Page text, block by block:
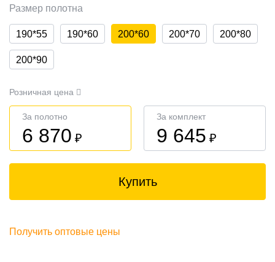
Размер полотна
190*55 190*60 200*60 200*70 200*80
200*90
Розничная цена
За полотно
6 870 ₽
За комплект
9 645 ₽
Купить
Получить оптовые цены